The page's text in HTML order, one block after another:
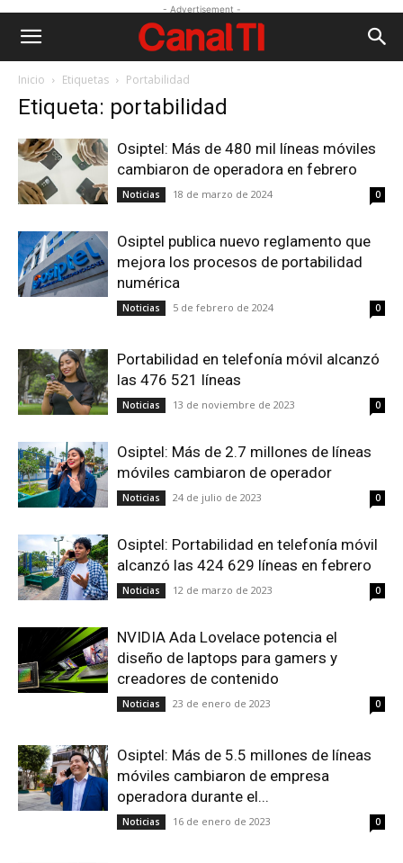
- Advertisement -
Inicio Etiquetas Portabilidad
Etiqueta: portabilidad
Osiptel: Más de 480 mil líneas móviles
cambiaron de operadora en febrero
Noticias 18 de marzo de 2024 0
Osiptel publica nuevo reglamento que
mejora los procesos de portabilidad
numérica
Noticias 5 de febrero de 2024 0
Portabilidad en telefonía móvil alcanzó
las 476 521 líneas
Noticias 13 de noviembre de 2023 0
Osiptel: Más de 2.7 millones de líneas
móviles cambiaron de operador
Noticias 24 de julio de 2023 0
Osiptel: Portabilidad en telefonía móvil
alcanzó las 424 629 líneas en febrero
Noticias 12 de marzo de 2023 0
NVIDIA Ada Lovelace potencia el
diseño de laptops para gamers y
creadores de contenido
Noticias 23 de enero de 2023 0
Osiptel: Más de 5.5 millones de líneas
móviles cambiaron de empresa
operadora durante el...
Noticias 16 de enero de 2023 0